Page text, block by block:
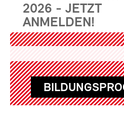
2026 - JETZT
ANMELDEN!